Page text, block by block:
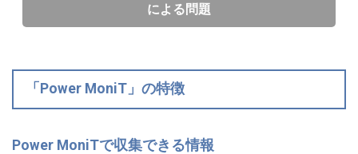
による問題
「Power MoniT」の特徴
Power MoniTで収集できる情報